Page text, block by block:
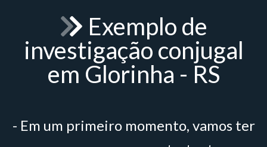
Exemplo de
investigação conjugal
em Glorinha - RS
- Em um primeiro momento, vamos ter